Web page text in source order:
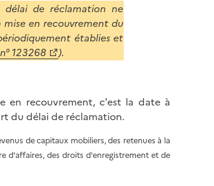
de réclamation ne
en recouvrement du
établies et
123268
).
en recouvrement, c'est la date à
du délai de réclamation.
de capitaux mobiliers, des retenues à la
d'affaires, des droits d'enregistrement et de